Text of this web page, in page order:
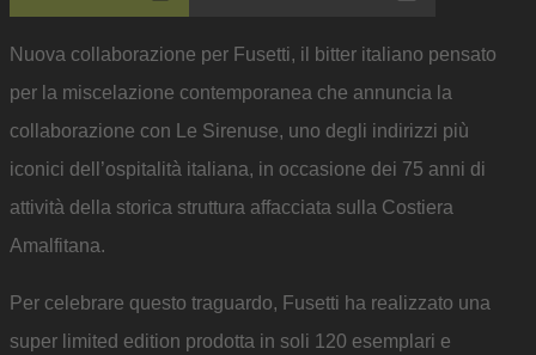
Nuova collaborazione per Fusetti, il bitter italiano pensato
per la miscelazione contemporanea che annuncia la
collaborazione con Le Sirenuse, uno degli indirizzi più
iconici dell’ospitalità italiana, in occasione dei 75 anni di
attività della storica struttura affacciata sulla Costiera
Amalfitana.
Per celebrare questo traguardo, Fusetti ha realizzato una
super limited edition prodotta in soli 120 esemplari e